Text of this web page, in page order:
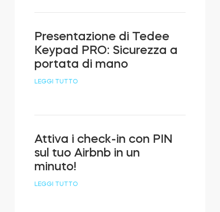
Presentazione di Tedee
Keypad PRO: Sicurezza a
portata di mano
LEGGI TUTTO
Attiva i check-in con PIN
sul tuo Airbnb in un
minuto!
LEGGI TUTTO